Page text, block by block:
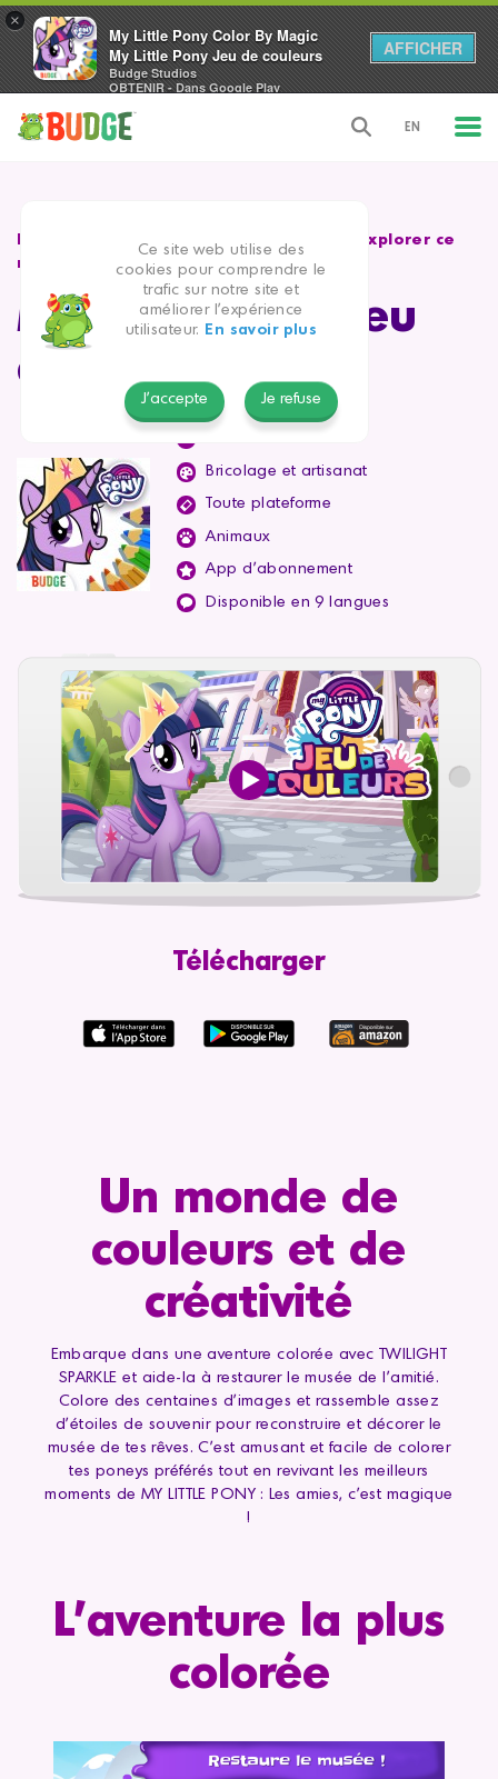
EN
Bienvenue au musée de l'amitié ! Viens explorer ce
monde plein de créativité !
My Little Pony Jeu
de couleurs
Bricolage et artisanat
Toute plateforme
Animaux
App d'abonnement
Disponible en 9 langues
Télécharger
Un monde de
couleurs et de
créativité
Embarque dans une aventure colorée avec TWILIGHT
SPARKLE et aide-la à restaurer le musée de l'amitié.
Colore des centaines d'images et rassemble assez
d'étoiles de souvenir pour reconstruire et décorer le
musée de tes rêves. C'est amusant et facile de colorer
tes poneys préférés tout en revivant les meilleurs
moments de MY LITTLE PONY : Les amies, c'est magique
!
L'aventure la plus
colorée
Ce site web utilise des
cookies pour comprendre le
trafic sur notre site et
améliorer l'expérience
utilisateur.
En savoir plus
J'accepte Je refuse
×
My Little Pony Color By Magic
My Little Pony Jeu de couleurs
Budge Studios
OBTENIR - Dans Google Play
AFFICHER